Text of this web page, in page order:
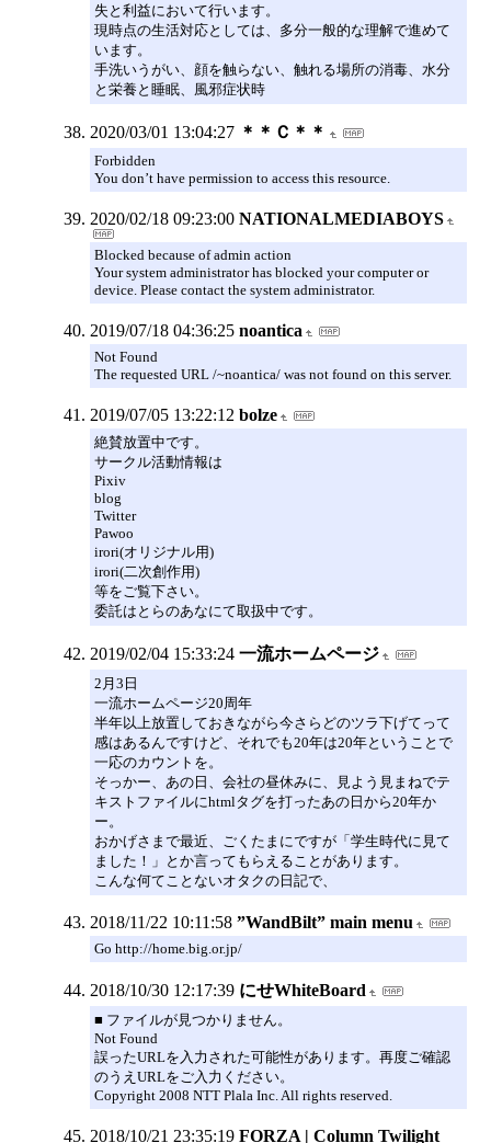
失と利益において行います。
現時点の生活対応としては、多分一般的な理解で進めて
います。
手洗いうがい、顔を触らない、触れる場所の消毒、水分
と栄養と睡眠、風邪症状時
2020/03/01 13:04:27 ＊＊Ｃ＊＊
Forbidden
You don’t have permission to access this resource.
2020/02/18 09:23:00 NATIONALMEDIABOYS
Blocked because of admin action
Your system administrator has blocked your computer or
device. Please contact the system administrator.
2019/07/18 04:36:25 noantica
Not Found
The requested URL /~noantica/ was not found on this server.
2019/07/05 13:22:12 bolze
絶賛放置中です。
サークル活動情報は
Pixiv
blog
Twitter
Pawoo
irori(オリジナル用)
irori(二次創作用)
等をご覧下さい。
委託はとらのあなにて取扱中です。
2019/02/04 15:33:24 一流ホームページ
2月3日
一流ホームページ20周年
半年以上放置しておきながら今さらどのツラ下げてって
感はあるんですけど、それでも20年は20年ということで
一応のカウントを。
そっかー、あの日、会社の昼休みに、見よう見まねでテ
キストファイルにhtmlタグを打ったあの日から20年か
ー。
おかげさまで最近、ごくたまにですが「学生時代に見て
ました！」とか言ってもらえることがあります。
こんな何てことないオタクの日記で、
2018/11/22 10:11:58 ”WandBilt” main menu
Go http://home.big.or.jp/
2018/10/30 12:17:39 にせWhiteBoard
■ ファイルが見つかりません。
Not Found
誤ったURLを入力された可能性があります。再度ご確認
のうえURLをご入力ください。
Copyright 2008 NTT Plala Inc. All rights reserved.
2018/10/21 23:35:19 FORZA | Column Twilight